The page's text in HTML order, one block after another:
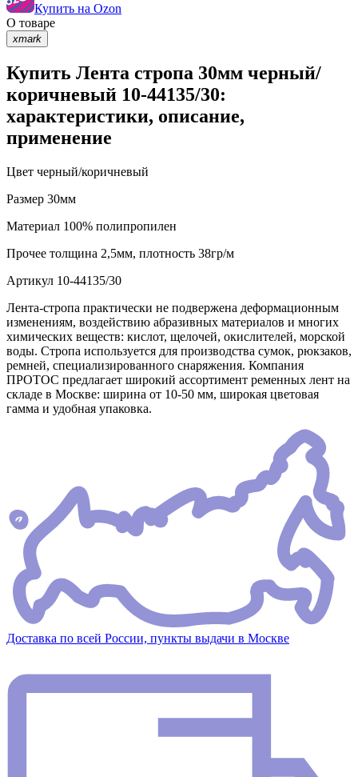
Купить на Ozon
О товаре
xmark
Купить Лента стропа 30мм черный/
коричневый 10-44135/30:
характеристики, описание,
применение
Цвет черный/коричневый
Размер 30мм
Материал 100% полипропилен
Прочее толщина 2,5мм, плотность 38гр/м
Артикул 10-44135/30
Лента-стропа практически не подвержена деформационным
изменениям, воздействию абразивных материалов и многих
химических веществ: кислот, щелочей, окислителей, морской
воды. Стропа используется для производства сумок, рюкзаков,
ремней, специализированного снаряжения. Компания
ПРОТОС предлагает широкий ассортимент ременных лент на
складе в Москве: ширина от 10-50 мм, широкая цветовая
гамма и удобная упаковка.
Доставка по всей России, пункты выдачи в Москве